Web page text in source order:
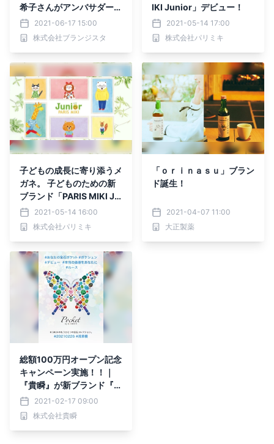
希子さんがアンバサダーに
就任2021-06-17 15:00
株式会社ブランジスタ
IKI Junior」デビュー！
2021-05-14 17:00
株式会社パリミキ
子どもの成長に寄り添うメ
ガネ。 子どものための新
ブランド「PARIS MIKI Ju
nior」デビュー！
2021-05-14 16:00
株式会社パリミキ
「ｏｒｉｎａｓｕ」ブラン
ド誕生！
2021-04-07 11:00
大正製薬
総額100万円オープン記念
キャンペーン実施！！｜
『貴瞬』が新ブランド『P
ocket by KISHUN』を発
表。展示即売会『第７回浅
草橋ミネラルマルシェ』に
2021-02-17 09:00
株式会社貴瞬